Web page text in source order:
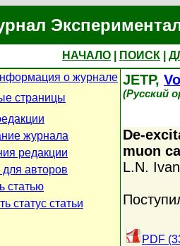
НАЧАЛО ПОИСК
о журнале
страницы
журнала
редакции
авторов
статью
статус статьи
JETP,
(Русский
De-
muon
L.N.
PDF